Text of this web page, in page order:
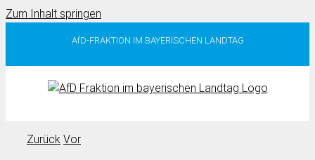
Zum Inhalt springen
AfD-FRAKTION IM BAYERISCHEN LANDTAG
Zurück Vor